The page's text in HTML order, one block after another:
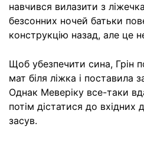
навчився вилазити з
безсонних ночей батьки
конструкцію назад, але це
Щоб убезпечити сина, Грін
мат біля ліжка і поставила
Однак Меверіку все-таки
потім дістатися до вхідних
засув.